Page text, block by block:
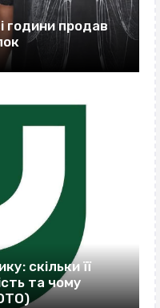
години продав
скільки її
та чому